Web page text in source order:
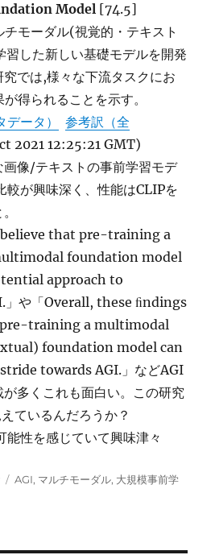
Model [74.5]
モーダル(視覚的・テキスト
習した新しい基礎モデルを開発
では,様々な下流タスクにお
得られることを示す。
ータ）
参考訳（全
2021 12:25:21 GMT)
画像/テキストの事前学習モデ
較が興味深く、性能はCLIPを
believe that pre-training a
foundation model
approach to
」や「Overall, these ﬁndings
training a multimodal
foundation model can
towards AGI.」などAGI
が多くこれも面白い。この研究
ているんだろうか？
能性を感じていて興味津々
タ
AGI, マルチモーダル, 大規模事前学